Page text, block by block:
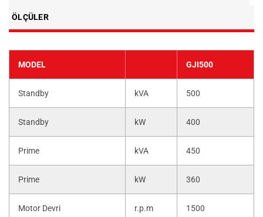
ÖLÇÜLER
MODEL GJI500
Standby kVA 500
Standby kW 400
Prime kVA 450
Prime kW 360
Motor Devri r.p.m 1500